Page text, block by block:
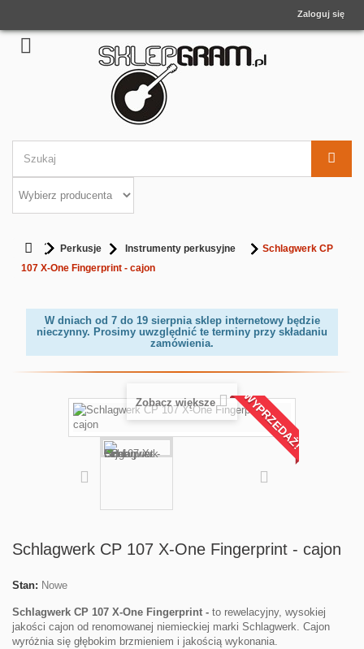
Zaloguj się
Perkusje Instrumenty perkusyjne
Schlagwerk CP
107 X-One Fingerprint - cajon
W dniach od 7 do 19 sierpnia sklep internetowy będzie
nieczynny. Prosimy uwzględnić te terminy przy składaniu
zamówienia.
WYPRZEDAŻ!
Zobacz większe
Schlagwerk CP 107 X-One Fingerprint - cajon
Stan: Nowe
Schlagwerk CP 107 X-One Fingerprint - to rewelacyjny, wysokiej
jakości cajon od renomowanej niemieckiej marki Schlagwerk. Cajon
wyróżnia się głębokim brzmieniem i jakością wykonania.